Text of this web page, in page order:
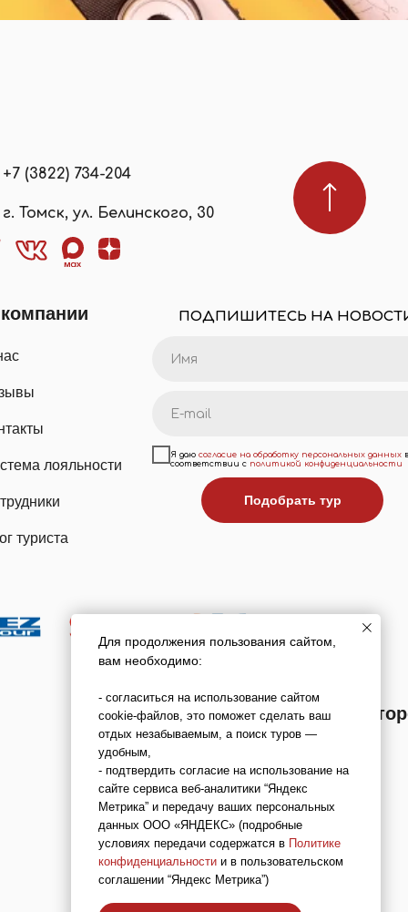
+7 (3822) 734-204
г. Томск, ул. Белинского, 30
лояльности
туриста
Я даю согласие на обработку персональных данных в
соответствии с политикой конфиденциальности
Подобрать тур
ПОДПИШИТЕСЬ НА
Мы в реестре
В031-00161-00/03736762
Для продолжения пользования сайтом,
вам необходимо:
- согласиться на использование сайтом
cookie-файлов, это поможет сделать ваш
отдых незабываемым, а поиск туров —
удобным,
- подтвердить согласие на использование на
сайте сервиса веб-аналитики “Яндекс
Метрика” и передачу ваших персональных
данных ООО «ЯНДЕКС» (подробные
условиях передачи содержатся в Политике
конфиденциальности и в пользовательском
соглашении “Яндекс Метрика”)